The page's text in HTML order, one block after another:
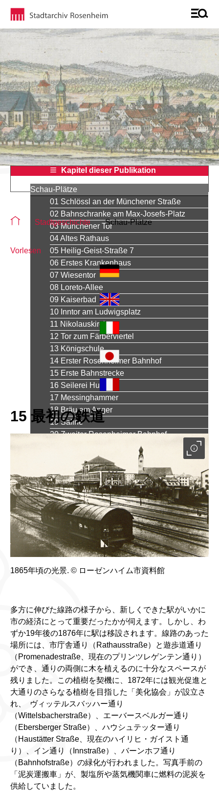
Kapitel dieser Publikation
Schau-Plätze
01 Schlössl an der Münchener Straße
02 Bahnschranke am Max-Josefs-Platz
03 Münchener Tor
04 Altes Rathaus
05 Heilig-Geist-Straße 7
06 Erstes Krankenhaus
07 Wiesentor
08 Loreto-Allee
09 Kaiserbad
10 Inntor am Ludwigsplatz
11 Nikolauskirche
12 Tor zum Färberviertel
13 Königschule
14 Erster Rosenheimer Bahnhof
15 Erste Bahnstrecke
16 Seilerei Huber
17 Messinghammer
18 Bräu am Anger
19 Saline
20 Zweiter Rosenheimer Bahnhof
Sie befinden sich auf der Seite "15 最初の鉄道"
Stadtgeschichte Schau-Plätze
Vorlesen
15 最初の鉄道
1865年頃の光景. © ローゼンハイム市資料館
多方に伸びた線路の様子から、新しくできた駅がいかに
市の経済にとって重要だったかが伺えます。しかし、わ
ずか19年後の1876年に駅は移設されます。線路のあった
場所には、市庁舎通り（Rathausstraße）と遊歩道通り
（Promenadestraße、現在のプリンツレゲンテン通り）
ができ、通りの両側に木を植えるのに十分なスペースが
残りました。この植樹を契機に、1872年には観光促進と
大通りのさらなる植樹を目指した「美化協会」が設立さ
れ、 ヴィッテルスバッハー通り
（Wittelsbacherstraße）、エーバースベルガー通り
（Ebersberger Straße）、ハウシュテッター通り
（Haustätter Straße、現在のハイリヒ・ガイスト通
り）、イン通り（Innstraße）、バーンホフ通り
（Bahnhofstraße）の緑化が行われました。写真手前の
「泥炭運搬車」が、製塩所や蒸気機関車に燃料の泥炭を
供給していました。